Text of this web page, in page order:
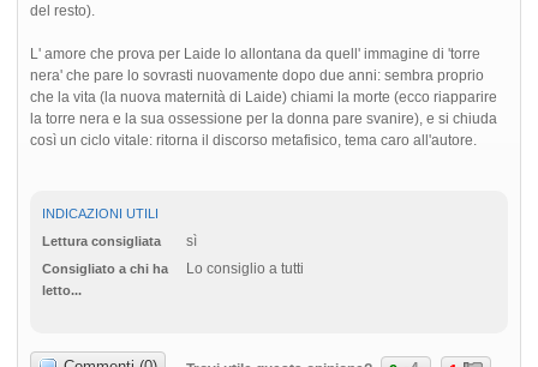
del resto).
L' amore che prova per Laide lo allontana da quell' immagine di 'torre
nera' che pare lo sovrasti nuovamente dopo due anni: sembra proprio
che la vita (la nuova maternità di Laide) chiami la morte (ecco riapparire
la torre nera e la sua ossessione per la donna pare svanire), e si chiuda
così un ciclo vitale: ritorna il discorso metafisico, tema caro all'autore.
INDICAZIONI UTILI
Lettura consigliata
sì
Consigliato a chi ha
letto...
Lo consiglio a tutti